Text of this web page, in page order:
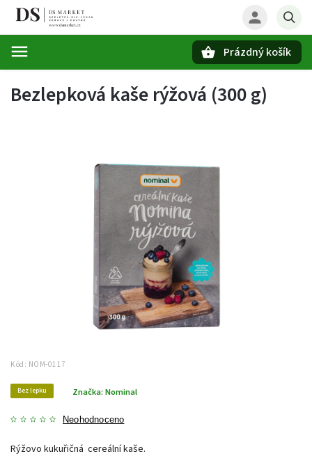
Prázdný košík
Bezlepková kaše rýžová (300 g)
Kód: NOM-0117
Bez lepku
Neohodnoceno
Značka: Nominal
Rýžovo kukuřičná cereální kaše.